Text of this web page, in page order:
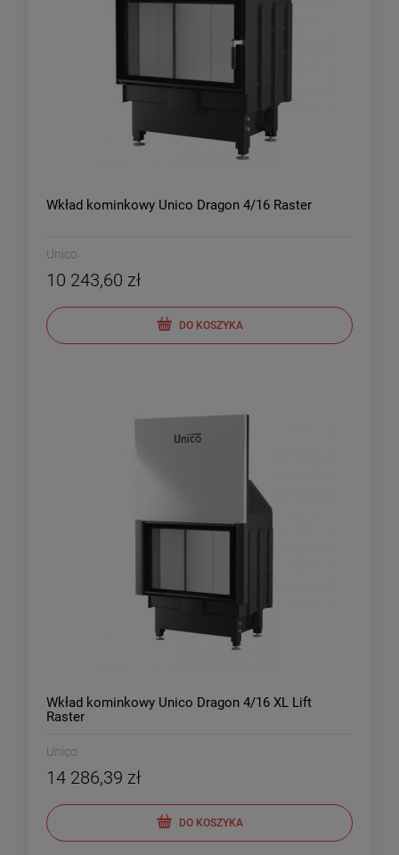
Wkład kominkowy Unico Dragon 4/16 Raster
Unico
10 243,60 zł
DO KOSZYKA
Wkład kominkowy Unico Dragon 4/16 XL Lift
Raster
Unico
14 286,39 zł
DO KOSZYKA